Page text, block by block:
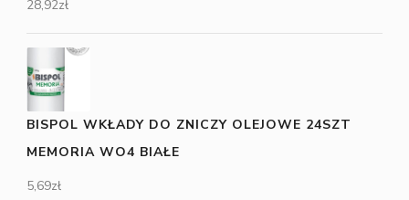
28,92zł
BISPOL WKŁADY DO ZNICZY OLEJOWE 24SZT
MEMORIA WO4 BIAŁE
5,69zł